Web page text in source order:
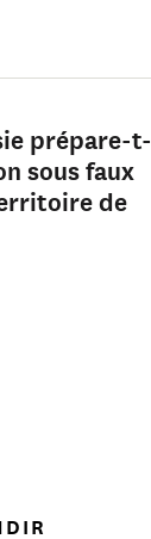
prépare-t-
sous faux
de